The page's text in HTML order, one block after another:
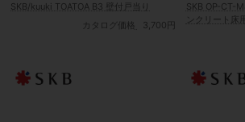
SKB/kuuki TOATOA B3 壁付戸当り
カタログ価格
3,700円
SKB OP-CT-
ンクリート床